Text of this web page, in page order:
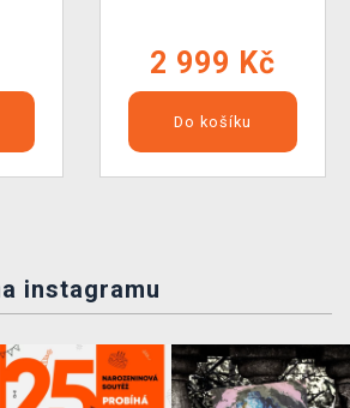
2 999 Kč
Do košíku
instagramu